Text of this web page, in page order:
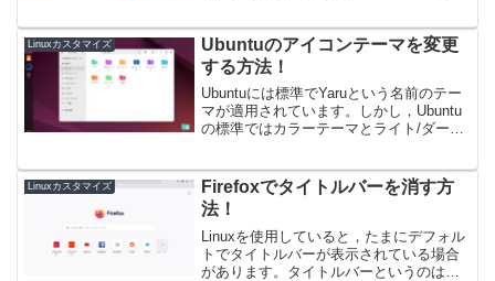
こで，今回はPlasma6になって...
Linuxカスタマイズ
Ubuntuのアイコンテーマを変更
する方法！
Ubuntuには標準でYaruという名前のテー
マが適用されています。しかし，Ubuntu
の標準ではカラーテーマとライト/ダーク
ンテーマを別のものに変更していく，
と...
Linuxカスタマイズ
Firefoxでタイトルバーを消す方
法！
Linuxを使用していると，たまにデフォル
トでタイトルバーが表示されている場合
があります。タイトルバーというのは，